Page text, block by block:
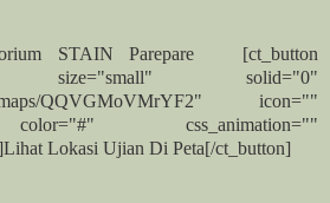
STAIN Parepare [ct_button
size="small" solid="0"
maps/QQVGMoVMrYF2" icon=""
css_animation=""
Lokasi Ujian Di Peta[/ct_button]